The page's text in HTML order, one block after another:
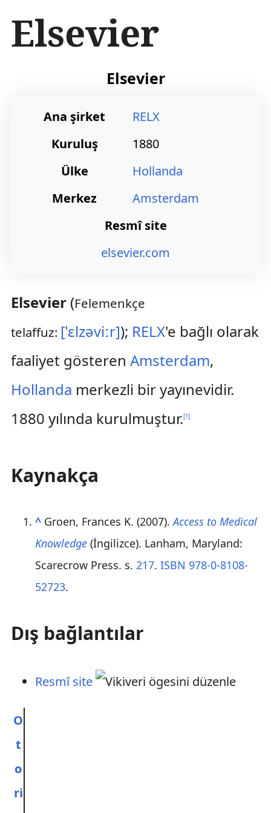
ç
r
Elsevier
Elsevier
Ana şirket
RELX
Kuruluş
1880
Ülke
Hollanda
Merkez
Amsterdam
Resmî site
elsevier.com
Elsevier(Felemenkçe
telaffuz: [ˈɛlzəviːr]); RELX'e bağlı olarak
faaliyet gösteren Amsterdam,
Hollanda merkezli bir yayınevidir.
1880 yılında kurulmuştur.[1]
Kaynakça
^ Groen, Frances K. (2007).Access to Medical
Knowledge(İngilizce). Lanham, Maryland:
Scarecrow Press. s. 217. ISBN 978-0-8108-
52723.
Dış bağlantılar
Resmî site
O
t
o
ri